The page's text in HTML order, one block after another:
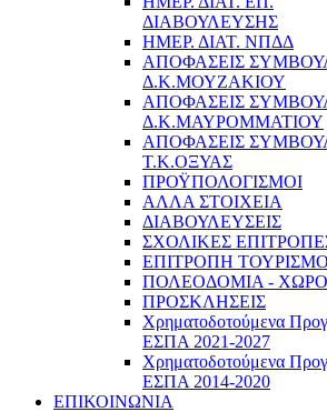
ΔΙΑΒΟΥΛΕΥΣΗΣ
ΗΜΕΡ. ΔΙΑΤ. ΝΠΔΔ
ΑΠΟΦΑΣΕΙΣ
Δ.Κ.ΜΟΥΖΑΚΙΟΥ
ΑΠΟΦΑΣΕΙΣ
Δ.Κ.ΜΑΥΡΟΜΜΑΤΙΟΥ
ΑΠΟΦΑΣΕΙΣ
Τ.Κ.ΟΞΥΑΣ
ΠΡΟΫΠΟΛΟΓΙΣΜΟΙ
ΑΛΛΑ ΣΤΟΙΧΕΙΑ
ΔΙΑΒΟΥΛΕΥΣΕΙΣ
ΣΧΟΛΙΚΕΣ
ΕΠΙΤΡΟΠΗ
ΠΟΛΕΟΔΟΜΙΑ -
ΠΡΟΣΚΛΗΣΕΙΣ
Χρηματοδοτούμενα
ΕΣΠΑ 2021-2027
Χρηματοδοτούμενα
ΕΣΠΑ 2014-2020
ΕΠΙΚΟΙΝΩΝΙΑ